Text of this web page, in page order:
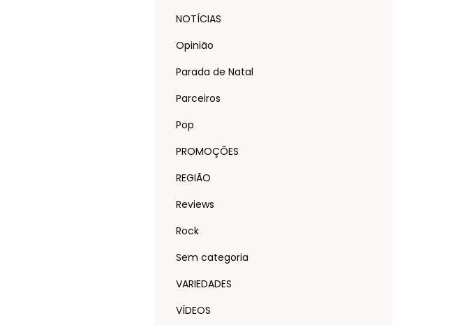
NOTÍCIAS
Opinião
Parada de Natal
Parceiros
Pop
PROMOÇÕES
REGIÃO
Reviews
Rock
Sem categoria
VARIEDADES
VÍDEOS